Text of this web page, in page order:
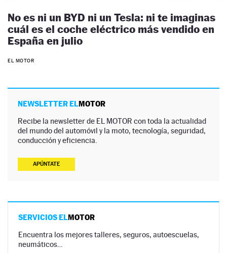
No es ni un BYD ni un Tesla: ni te imaginas
cuál es el coche eléctrico más vendido en
España en julio
EL MOTOR
NEWSLETTER ELMOTOR
Recibe la newsletter de EL MOTOR con toda la actualidad
del mundo del automóvil y la moto, tecnología, seguridad,
conducción y eficiencia.
APÚNTATE
SERVICIOS ELMOTOR
Encuentra los mejores talleres, seguros, autoescuelas,
neumáticos…